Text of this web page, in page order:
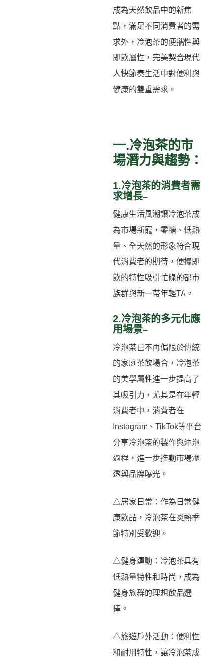
成為天然飲品中的新焦
點，滿足不同消費者的需
求外，冷泡茶的便攜性與
即飲屬性，完美契合現代
人快節奏生活中對便利與
健康的雙重需求。
一.冷泡茶的市
場潛力與趨勢：
1.冷泡茶的消費者需
求增長–
健康生活風潮讓冷泡茶成
為市場新寵，零糖、低熱
量、全天然的形象符合現
代消費者的期待，便攜即
飲的特性吸引忙碌的都市
族群與新一帶年輕TA。
2.冷泡茶的多元化應
用場景–
冷泡茶已不再侷限於傳統
的家庭茶飲場合，冷泡茶
的美學屬性進一步提高了
其吸引力，尤其是在年輕
消費者中，消費者在
Instagram、TikTok等平台
分享冷泡茶的製作與沖泡
過程，進一步推動市場滲
透與品牌曝光。
△居家日常：作為日常健
康飲品，冷泡茶在炎熱季
節特別受歡迎。
△健身運動：冷泡茶具有
低熱量特性和時尚，成為
健身族群的理想飲品選
擇。
△旅遊戶外活動：便利性
和耐用特性，讓冷泡茶成